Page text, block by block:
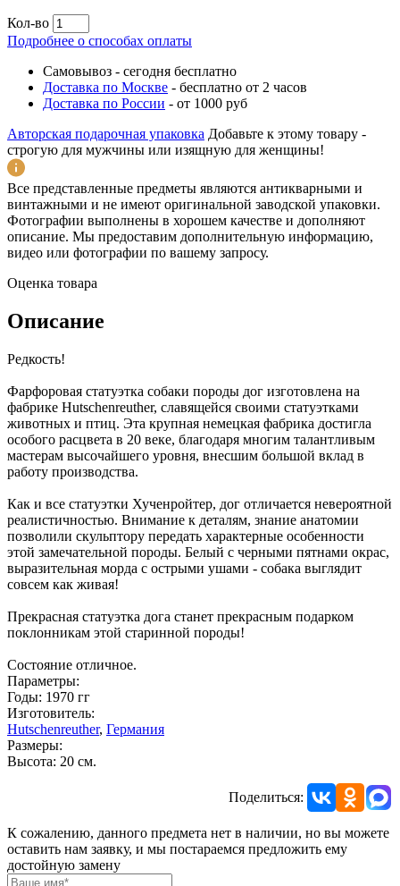
Кол-во
Подробнее о способах оплаты
Самовывоз - сегодня бесплатно
Доставка по Москве - бесплатно от 2 часов
Доставка по России - от 1000 руб
Авторская подарочная упаковка Добавьте к этому товару -
строгую для мужчины или изящную для женщины!
Все представленные предметы являются антикварными и
винтажными и не имеют оригинальной заводской упаковки.
Фотографии выполнены в хорошем качестве и дополняют
описание. Мы предоставим дополнительную информацию,
видео или фотографии по вашему запросу.
Оценка товара
Описание
Редкость!
Фарфоровая статуэтка собаки породы дог изготовлена на
фабрике Hutschenreuther, славящейся своими статуэтками
животных и птиц. Эта крупная немецкая фабрика достигла
особого расцвета в 20 веке, благодаря многим талантливым
мастерам высочайшего уровня, внесшим большой вклад в
работу производства.
Как и все статуэтки Хученройтер, дог отличается невероятной
реалистичностью. Внимание к деталям, знание анатомии
позволили скульптору передать характерные особенности
этой замечательной породы. Белый с черными пятнами окрас,
выразительная морда с острыми ушами - собака выглядит
совсем как живая!
Прекрасная статуэтка дога станет прекрасным подарком
поклонникам этой старинной породы!
Состояние отличное.
Параметры:
Годы: 1970 гг
Изготовитель:
Hutschenreuther, Германия
Размеры:
Высота: 20 см.
Поделиться:
К сожалению, данного предмета нет в наличии, но вы можете
оставить нам заявку, и мы постараемся предложить ему
достойную замену